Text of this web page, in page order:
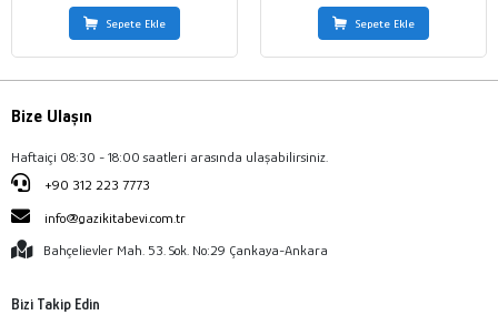
Sepete Ekle Sepete Ekle
Bize Ulaşın
Haftaiçi 08:30 - 18:00 saatleri arasında ulaşabilirsiniz.
+90 312 223 7773
info@gazikitabevi.com.tr
Bahçelievler Mah. 53. Sok. No:29 Çankaya-Ankara
Bizi Takip Edin